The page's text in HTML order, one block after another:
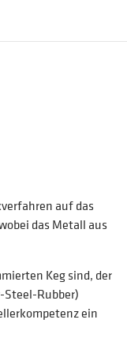
auf das
das Metall aus
Keg sind, der
Steel-Rubber)
ein